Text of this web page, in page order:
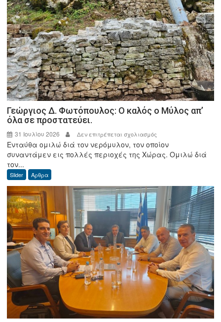
Γεώργιος Δ. Φωτόπουλος: Ο καλός ο Μύλος απ’
όλα σε προστατεύει.
31 Ιουλίου 2026 Δεν επιτρέπεται σχολιασμός
Γεώργιος
Δ.
καλός
Μύλος
απ’
όλα
σε
προστατεύει.
Ενταύθα ομιλώ διά τον νερόμυλον, τον οποίον
συναντάμεν εις πολλές περιοχές της Χώρας. Ομιλώ διά
τον...
Slider Άρθρα